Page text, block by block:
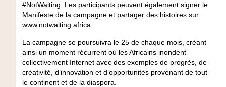
#NotWaiting. Les participants peuvent également signer le
Manifeste de la campagne et partager des histoires sur
www.notwaiting.africa.
La campagne se poursuivra le 25 de chaque mois, créant
ainsi un moment récurrent où les Africains inondent
collectivement Internet avec des exemples de progrès, de
créativité, d’innovation et d’opportunités provenant de tout
le continent et de la diaspora.